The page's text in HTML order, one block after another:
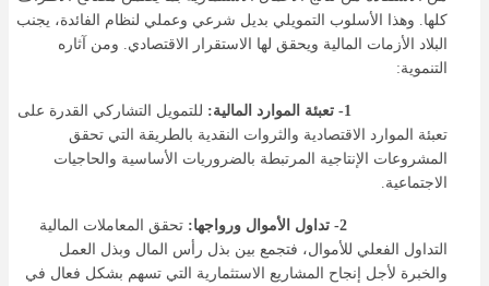
كلها. وهذا الأسلوب التمويلي بديل شرعي وعملي لنظام الفائدة، يجنب
البلاد الأزمات المالية ويحقق لها الاستقرار الاقتصادي. ومن آثاره
التنموية:
للتمويل التشاركي القدرة على
تعبئة الموارد الاقتصادية والثروات النقدية بالطريقة التي تحقق
المشروعات الإنتاجية المرتبطة بالضروريات الأساسية والحاجيات
الاجتماعية.
تحقق المعاملات المالية
التداول الفعلي للأموال، فتجمع بين بذل رأس المال وبذل العمل
والخبرة لأجل إنجاح المشاريع الاستثمارية التي تسهم بشكل فعال في